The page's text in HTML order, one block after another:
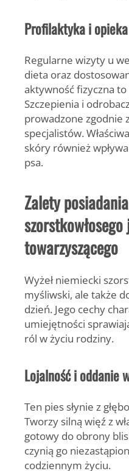
Profilaktyka i
Regularne wizyty u
dieta oraz
aktywność fizyczna
Szczepienia i
prowadzone zgodnie
specjalistów.
skóry również
psa.
Zalety
towarzyszącego
Wyżeł niemiecki
myśliwski, ale także
dzień. Jego cechy
umiejętności
ról w życiu rodziny.
Lojalność i oddanie
Ten pies słynie z
Tworzy silną więź z
gotowy do obrony
czynią go
codziennym życiu.